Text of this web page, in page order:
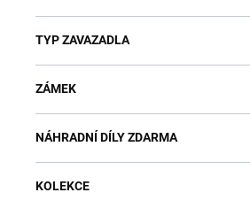
TYP ZAVAZADLA
ZÁMEK
NÁHRADNÍ DÍLY ZDARMA
KOLEKCE